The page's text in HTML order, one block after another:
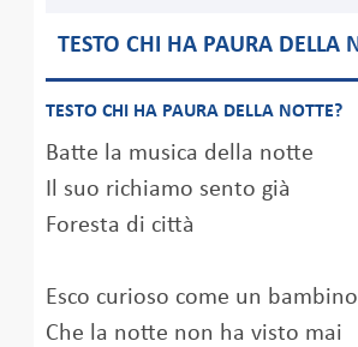
TESTO CHI HA PAURA DELLA
TESTO CHI HA PAURA DELLA NOTTE?
Batte la musica della notte
Il suo richiamo sento già
Foresta di città
Esco curioso come un bambino
Che la notte non ha visto mai